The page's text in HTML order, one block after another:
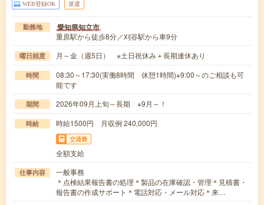
WEB登録OK 派遣
勤務地 愛知県知立市
重原駅から徒歩8分／刈谷駅から車9分
曜日頻度 月～金（週5日） ※土日祝休み＋長期連休あり
時間
08:30～17:30(実働8時間 休憩1時間)※9:00～のご相談も可
能です
期間 2026年09月上旬～長期 ※9月～！
時給 時給1500円 月収例 240,000円
交通費
全額支給
仕事内容
一般事務
＊点検結果報告書の処理＊製品の在庫確認・管理＊見積書・
報告書の作成サポート＊電話対応・メール対応＊来…